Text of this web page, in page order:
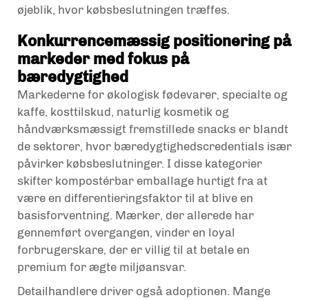
øjeblik, hvor købsbeslutningen træffes.
Konkurrencemæssig positionering på
markeder med fokus på
bæredygtighed
Markederne for økologisk fødevarer, specialte og
kaffe, kosttilskud, naturlig kosmetik og
håndværksmæssigt fremstillede snacks er blandt
de sektorer, hvor bæredygtighedscredentials især
påvirker købsbeslutninger. I disse kategorier
skifter kompostérbar emballage hurtigt fra at
være en differentieringsfaktor til at blive en
basisforventning. Mærker, der allerede har
gennemført overgangen, vinder en loyal
forbrugerskare, der er villig til at betale en
premium for ægte miljøansvar.
Detailhandlere driver også adoptionen. Mange